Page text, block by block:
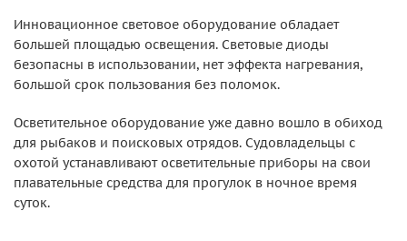
Инновационное световое оборудование обладает
большей площадью освещения. Световые диоды
безопасны в использовании, нет эффекта нагревания,
большой срок пользования без поломок.
Осветительное оборудование уже давно вошло в обиход
для рыбаков и поисковых отрядов. Судовладельцы с
охотой устанавливают осветительные приборы на свои
плавательные средства для прогулок в ночное время
суток.